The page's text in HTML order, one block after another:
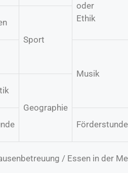
oder
Ethik
Sport
Musik
Geographie
Förderstunde
/ Essen in der